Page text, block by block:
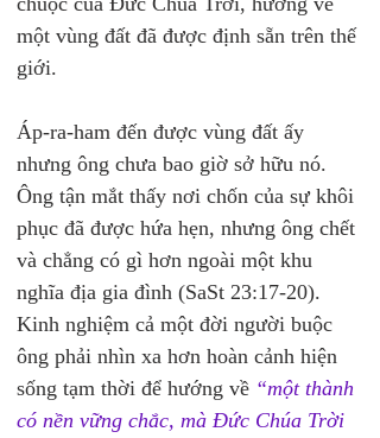
một vùng đất đã được định sẵn trên thế
giới.
Áp-ra-ham đến được vùng đất ấy
nhưng ông chưa bao giờ sở hữu nó.
Ông tận mắt thấy nơi chốn của sự khôi
phục đã được hứa hẹn, nhưng ông chết
và chẳng có gì hơn ngoài một khu
nghĩa địa gia đình (SaSt 23:17-20).
Kinh nghiệm cả một đời người buộc
ông phải nhìn xa hơn hoàn cảnh hiện
sống tạm thời để hướng về “một thành
có nền vững chắc, mà Đức Chúa Trời